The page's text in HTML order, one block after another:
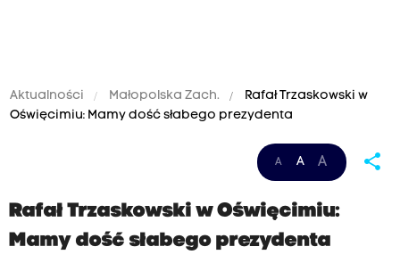
Aktualności Małopolska Zach.
Rafał Trzaskowski w
Oświęcimiu: Mamy dość słabego prezydenta
A A A share
Rafał Trzaskowski w Oświęcimiu:
Mamy dość słabego prezydenta